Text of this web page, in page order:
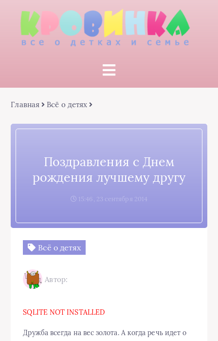
Главная Всё о детях
Поздравления с Днем
рождения лучшему другу
15:46, 23 сентября 2014
Всё о детях
Автор:
SQLITE NOT INSTALLED
Дружба всегда на вес золота. А когда речь идет о